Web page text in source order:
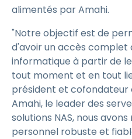
alimentés par Amahi.
"Notre objectif est de
d'avoir un accès complet
informatique à partir de
tout moment et en tout
président et cofondateur
Amahi, le leader des
solutions NAS, nous
personnel robuste et